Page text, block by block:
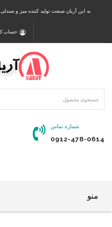
به این آریان صنعت تولید کننده میز و
حساب
شماره تماس
0912-478-0614
منو